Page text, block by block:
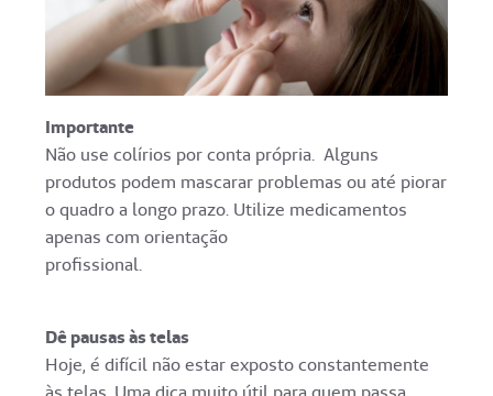
Importante
Não use colírios por conta própria. Alguns
produtos podem mascarar problemas ou até piorar
o quadro a longo prazo. Utilize medicamentos
apenas com orientação
profissional.
Dê pausas às telas
Hoje, é difícil não estar exposto constantemente